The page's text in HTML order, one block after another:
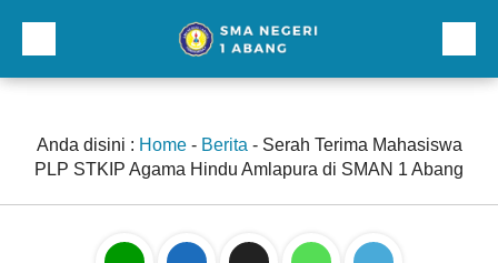
Profil
Anda disini : Home- Berita - Serah Terima Mahasiswa
PLP STKIP Agama Hindu Amlapura di SMAN 1 Abang